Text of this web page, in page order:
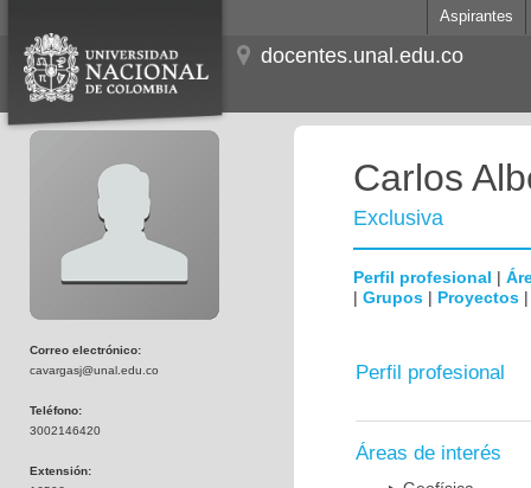
Aspirantes
docentes.unal.edu.co
Correo electrónico:
cavargasj@unal.edu.co
Teléfono:
3002146420
Extensión:
Carlos
Exclusiva
Perfil profesional |
| Grupos | Proyectos
Perfil profesional
Áreas de interés